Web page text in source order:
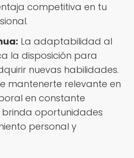
competitiva en tu
La adaptabilidad al
la disposición para
nuevas habilidades.
mantenerte relevante en
en constante
brinda oportunidades
personal y